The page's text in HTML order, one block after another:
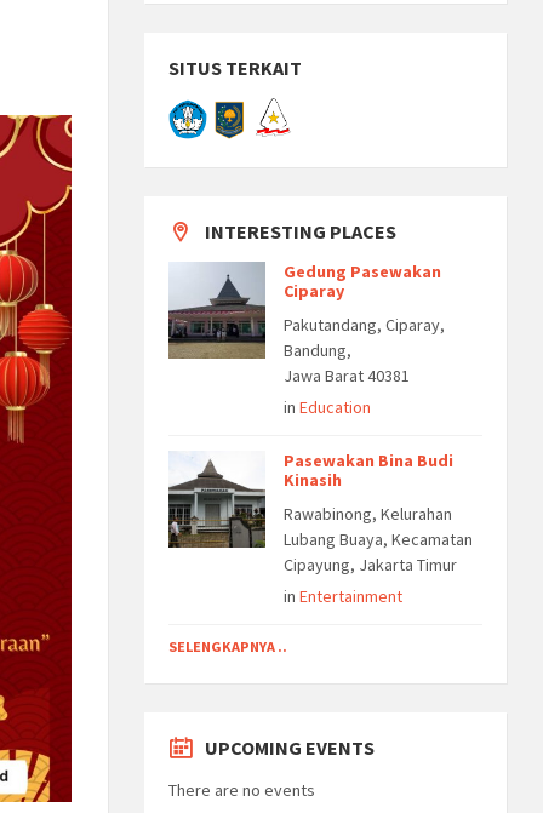
SITUS TERKAIT
INTERESTING PLACES
Gedung Pasewakan
Ciparay
Pakutandang, Ciparay,
Bandung,
Jawa Barat 40381
inEducation
Pasewakan Bina Budi
Kinasih
Rawabinong, Kelurahan
Lubang Buaya, Kecamatan
Cipayung, Jakarta Timur
inEntertainment
SELENGKAPNYA ..
UPCOMING EVENTS
There are no events